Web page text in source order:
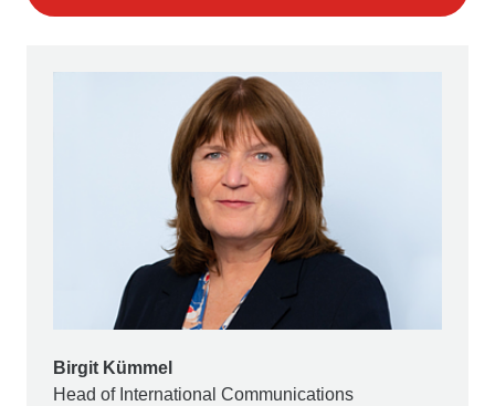
Birgit Kümmel
Head of International Communications